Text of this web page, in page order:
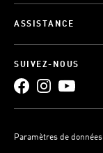
ASSISTANCE
SUIVEZ-NOUS
Paramètres de données